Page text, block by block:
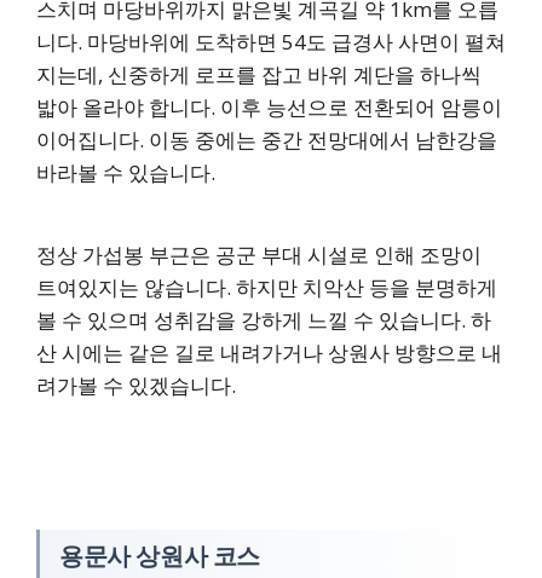
스치며 마당바위까지 맑은빛 계곡길 약 1km를 오릅
니다. 마당바위에 도착하면 54도 급경사 사면이 펼쳐
지는데, 신중하게 로프를 잡고 바위 계단을 하나씩
밟아 올라야 합니다. 이후 능선으로 전환되어 암릉이
이어집니다. 이동 중에는 중간 전망대에서 남한강을
바라볼 수 있습니다.
정상 가섭봉 부근은 공군 부대 시설로 인해 조망이
트여있지는 않습니다. 하지만 치악산 등을 분명하게
볼 수 있으며 성취감을 강하게 느낄 수 있습니다. 하
산 시에는 같은 길로 내려가거나 상원사 방향으로 내
려가볼 수 있겠습니다.
용문사 상원사 코스